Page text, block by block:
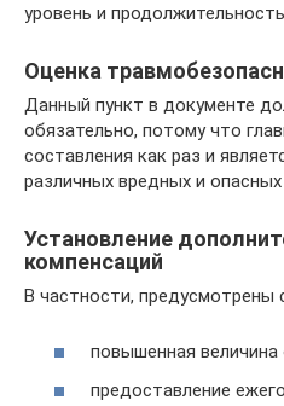
уровень и
Оценка
Данный пункт в документе
обязательно, потому что
составления как раз и
различных вредных и
Установление
компенсаций
В частности,
повышенная
предоставление